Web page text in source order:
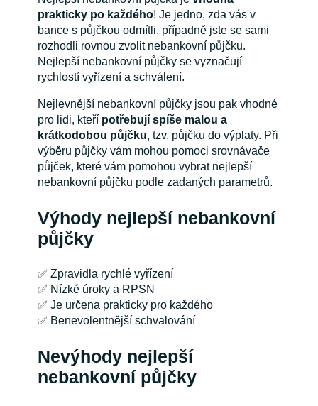
prakticky po každého! Je jedno, zda vás v
bance s půjčkou odmítli, případně jste se sami
rozhodli rovnou zvolit nebankovní půjčku.
Nejlepší nebankovní půjčky se vyznačují
rychlostí vyřízení a schválení.
Nejlevnější nebankovní půjčky jsou pak vhodné
pro lidi, kteří potřebují spíše malou a
krátkodobou půjčku, tzv. půjčku do výplaty. Při
výběru půjčky vám mohou pomoci srovnávače
půjček, které vám pomohou vybrat nejlepší
nebankovní půjčku podle zadaných parametrů.
Výhody nejlepší nebankovní
půjčky
✅ Zpravidla rychlé vyřízení
✅ Nízké úroky a RPSN
✅ Je určena prakticky pro každého
✅ Benevolentnější schvalování
Nevýhody nejlepší
nebankovní půjčky